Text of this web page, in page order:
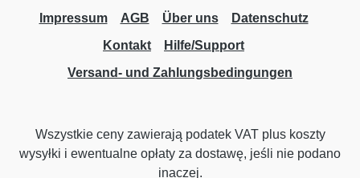
Impressum AGB Über uns
Datenschutz
Kontakt
Hilfe/Support
Versand- und Zahlungsbedingungen
Wszystkie ceny zawierają podatek VAT plus koszty
wysyłki i ewentualne opłaty za dostawę, jeśli nie podano
inaczej.